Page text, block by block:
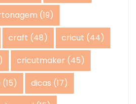
(19)
craft (48) cricut (44)
cricutmaker (45)
(15) dicas (17)